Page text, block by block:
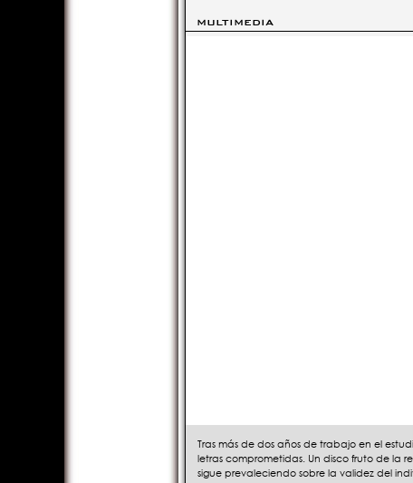
MULTIMEDIA
Tras más de dos años de trabajo en el
letras comprometidas. Un disco fruto de la
sigue prevaleciendo sobre la validez del